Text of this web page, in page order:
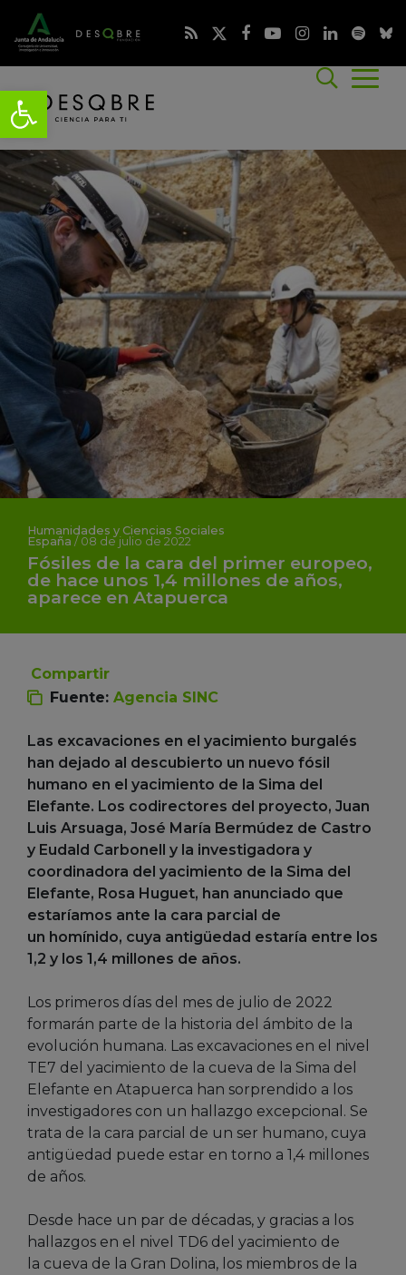
Humanidades y Ciencias Sociales
España / 08 de julio de 2022
Fósiles de la cara del primer europeo,
de hace unos 1,4 millones de años,
aparece en Atapuerca
Compartir
Fuente: Agencia SINC
Las excavaciones en el yacimiento burgalés
han dejado al descubierto un nuevo fósil
humano en el yacimiento de la Sima del
Elefante. Los codirectores del proyecto, Juan
Luis Arsuaga, José María Bermúdez de Castro
y Eudald Carbonell y la investigadora y
coordinadora del yacimiento de la Sima del
Elefante, Rosa Huguet, han anunciado que
estaríamos ante la cara parcial de
un homínido, cuya antigüedad estaría entre los
1,2 y los 1,4 millones de años.
Los primeros días del mes de julio de 2022
formarán parte de la historia del ámbito de la
evolución humana. Las excavaciones en el nivel
TE7 del yacimiento de la cueva de la Sima del
Elefante en Atapuerca han sorprendido a los
investigadores con un hallazgo excepcional. Se
trata de la cara parcial de un ser humano, cuya
antigüedad puede estar en torno a 1,4 millones
de años.
Desde hace un par de décadas, y gracias a los
hallazgos en el nivel TD6 del yacimiento de
la cueva de la Gran Dolina, los miembros de la